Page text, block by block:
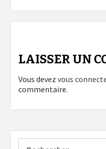
LAISSER UN
Vous devez vous
commentaire.